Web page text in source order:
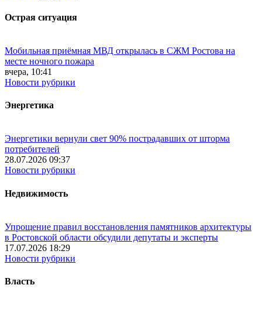
Острая ситуация
Мобильная приёмная МВД открылась в СЖМ Ростова на
месте ночного пожара
вчера, 10:41
Новости рубрики
Энергетика
Энергетики вернули свет 90% пострадавших от шторма
потребителей
28.07.2026 09:37
Новости рубрики
Недвижимость
Упрощение правил восстановления памятников архитектуры
в Ростовской области обсудили депутаты и эксперты
17.07.2026 18:29
Новости рубрики
Власть